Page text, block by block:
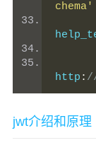
chema'
http :
jwt介绍和原理